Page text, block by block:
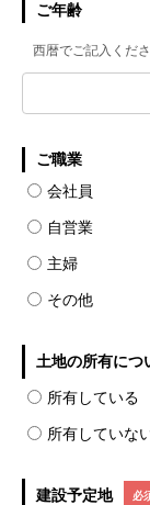
ご年齢
西暦でご記入くだ
ご職業
会社員
自営業
主婦
その他
土地の所有につ
所有している
所有していな
建設予定地